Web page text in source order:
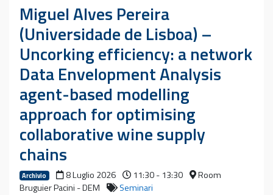
Miguel Alves Pereira
(Universidade de Lisboa) –
Uncorking efficiency: a network
Data Envelopment Analysis
agent-based modelling
approach for optimising
collaborative wine supply
chains
Archivio 8 Luglio 2026 11:30 - 13:30
Room
Bruguier Pacini - DEM
Seminari